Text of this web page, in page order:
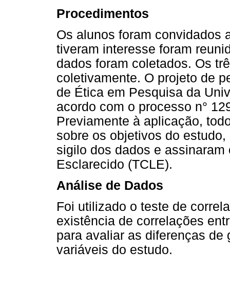
Procedimentos
Os alunos foram convidados
tiveram interesse foram
dados foram coletados. Os
coletivamente. O projeto de
de Ética em Pesquisa da
acordo com o processo n°
Previamente à aplicação,
sobre os objetivos do
sigilo dos dados e
Esclarecido (TCLE).
Análise de Dados
Foi utilizado o teste de
existência de correlações
para avaliar as diferenças
variáveis do estudo.